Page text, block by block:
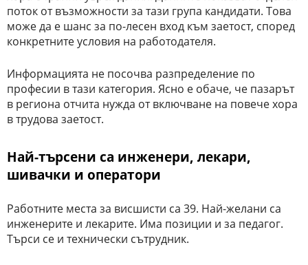
поток от възможности за тази група кандидати. Това
може да е шанс за по-лесен вход към заетост, според
конкретните условия на работодателя.
Информацията не посочва разпределение по
професии в тази категория. Ясно е обаче, че пазарът
в региона отчита нужда от включване на повече хора
в трудова заетост.
Най-търсени са инженери, лекари,
шивачки и оператори
Работните места за висшисти са 39. Най-желани са
инженерите и лекарите. Има позиции и за педагог.
Търси се и технически сътрудник.